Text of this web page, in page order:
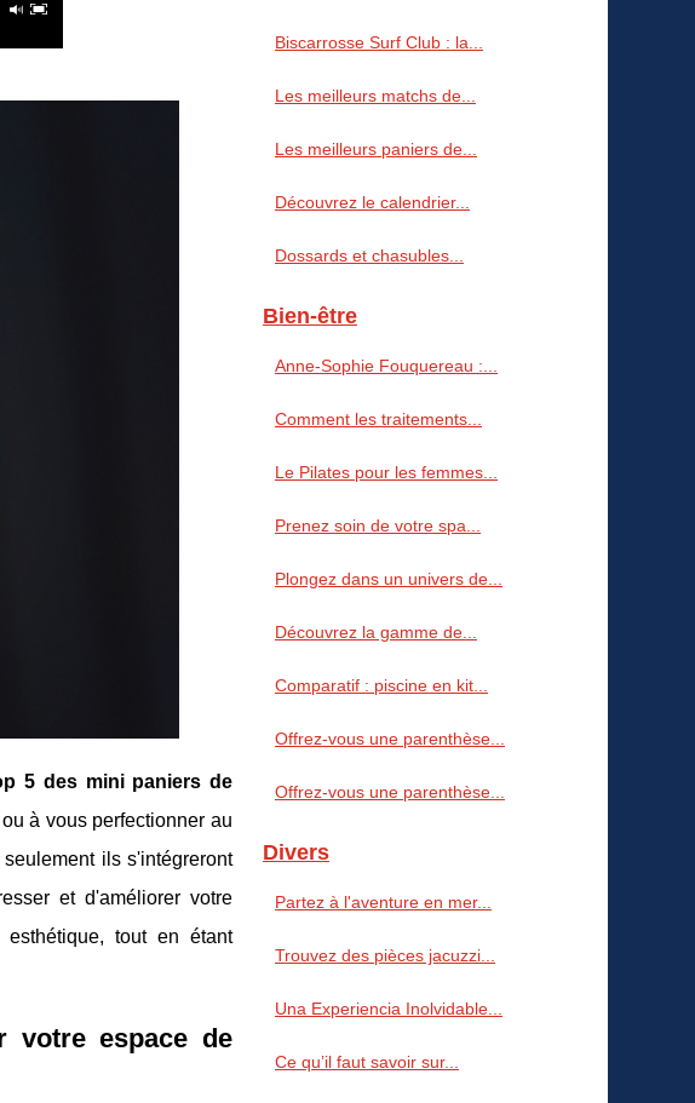
5 des mini paniers de
à vous perfectionner au
ils s'intégreront
et d'améliorer votre
tout en étant
votre espace de
Biscarrosse Surf Club : la...
Les meilleurs matchs de...
Les meilleurs paniers de...
Découvrez le calendrier...
Dossards et chasubles...
Bien-être
Anne‑Sophie Fouquereau :...
Comment les traitements...
Le Pilates pour les femmes...
Prenez soin de votre spa...
Plongez dans un univers de...
Découvrez la gamme de...
Comparatif : piscine en kit...
Offrez-vous une parenthèse...
Offrez-vous une parenthèse...
Divers
Partez à l'aventure en mer...
Trouvez des pièces jacuzzi...
Una Experiencia Inolvidable...
Ce qu’il faut savoir sur...